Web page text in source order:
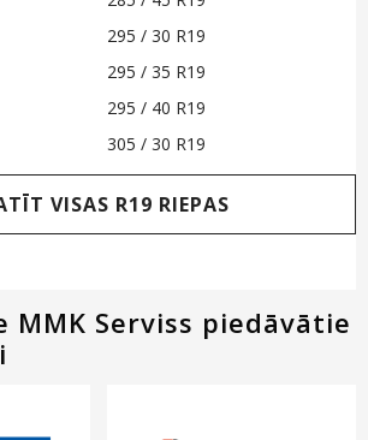
295 / 30 R19
295 / 35 R19
295 / 40 R19
305 / 30 R19
VISAS R19 RIEPAS
MMK Serviss piedāvātie